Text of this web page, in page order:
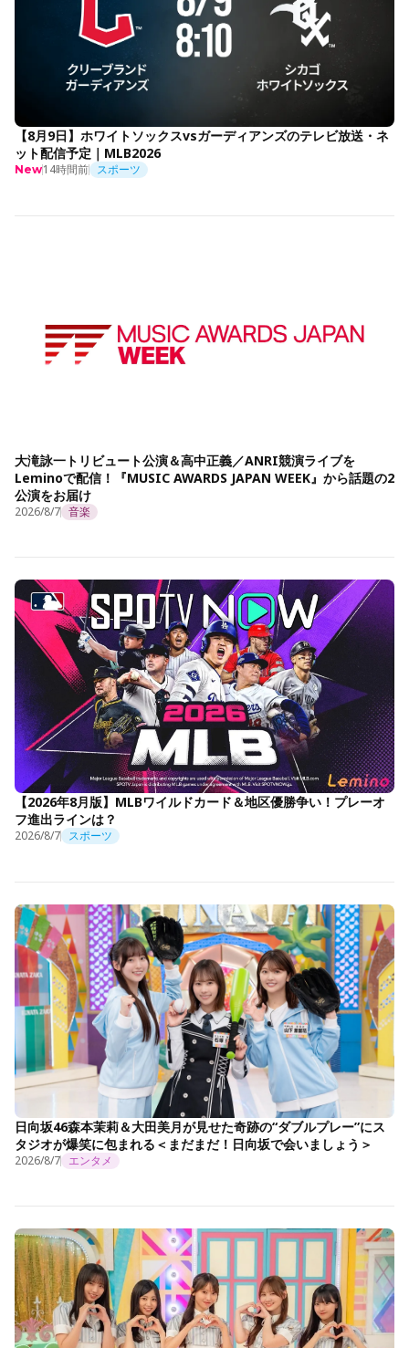
【8月9日】ホワイトソックスvsガーディアンズのテレビ放送・ネ
ット配信予定｜MLB2026
New14時間前 スポーツ
大滝詠一トリビュート公演＆高中正義／ANRI競演ライブを
Leminoで配信！『MUSIC AWARDS JAPAN WEEK』から話題の2
公演をお届け
2026/8/7 音楽
【2026年8月版】MLBワイルドカード＆地区優勝争い！プレーオ
フ進出ラインは？
2026/8/7 スポーツ
日向坂46森本茉莉＆大田美月が見せた奇跡の“ダブルプレー”にス
タジオが爆笑に包まれる＜まだまだ！日向坂で会いましょう＞
2026/8/7 エンタメ